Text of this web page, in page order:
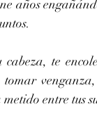
años
te
tomar
entre tus